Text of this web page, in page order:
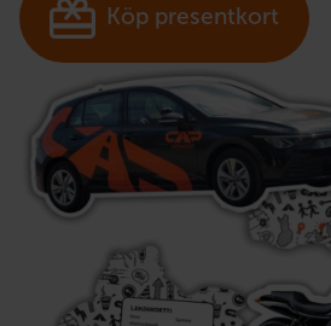
Köp presentkort